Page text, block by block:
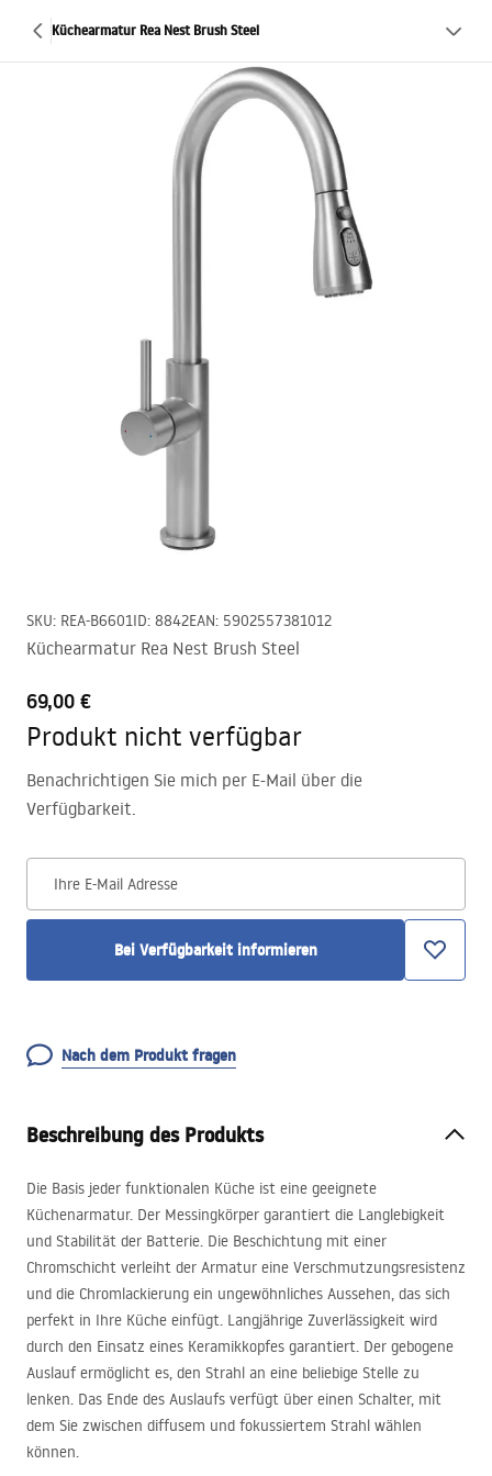
Küchearmatur Rea Nest Brush Steel
SKU: REA-B6601ID: 8842EAN: 5902557381012
Küchearmatur Rea Nest Brush Steel
69,00 €
Produkt nicht verfügbar
Benachrichtigen Sie mich per E-Mail über die
Verfügbarkeit.
Ihre E-Mail Adresse
Bei Verfügbarkeit informieren
Nach dem Produkt fragen
Beschreibung des Produkts
Die Basis jeder funktionalen Küche ist eine geeignete
Küchenarmatur. Der Messingkörper garantiert die Langlebigkeit
und Stabilität der Batterie. Die Beschichtung mit einer
Chromschicht verleiht der Armatur eine Verschmutzungsresistenz
und die Chromlackierung ein ungewöhnliches Aussehen, das sich
perfekt in Ihre Küche einfügt. Langjährige Zuverlässigkeit wird
durch den Einsatz eines Keramikkopfes garantiert. Der gebogene
Auslauf ermöglicht es, den Strahl an eine beliebige Stelle zu
lenken. Das Ende des Auslaufs verfügt über einen Schalter, mit
dem Sie zwischen diffusem und fokussiertem Strahl wählen
können.